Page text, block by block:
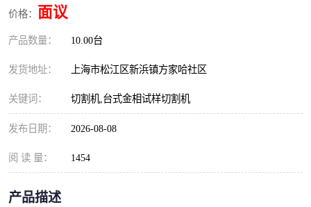
价格： 面议
产品数量： 10.00台
发货地址： 上海市松江区新浜镇方家哈社区
关键词： 切割机,台式金相试样切割机
发布日期： 2026-08-08
阅 读 量： 1454
产品描述
千分尺
螺纹规